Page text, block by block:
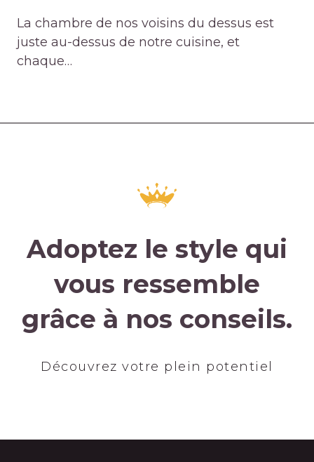
La chambre de nos voisins du dessus est
juste au-dessus de notre cuisine, et
chaque…
Adoptez le style qui
vous ressemble
grâce à nos conseils.
Découvrez votre plein potentiel